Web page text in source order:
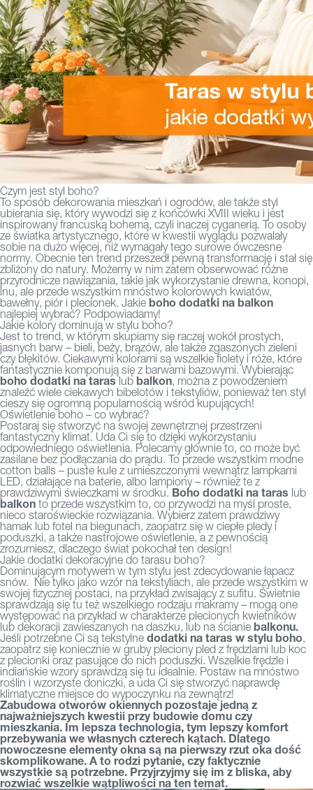
Czym jest styl boho?
To sposób dekorowania mieszkań i ogrodów, ale także styl
ubierania się, który wywodzi się z końcówki XVIII wieku i jest
inspirowany francuską bohemą, czyli inaczej cyganerią. To osoby
ze światka artystycznego, które w kwestii wyglądu pozwalały
sobie na dużo więcej, niż wymagały tego surowe ówczesne
normy. Obecnie ten trend przeszedł pewną transformację i stał się
zbliżony do natury. Możemy w nim zatem obserwować różne
przyrodnicze nawiązania, takie jak wykorzystanie drewna, konopi,
lnu, ale przede wszystkim mnóstwo kolorowych kwiatów,
bawełny, piór i plecionek. Jakie boho dodatki na balkon
najlepiej wybrać? Podpowiadamy!
Jakie kolory dominują w stylu boho?
Jest to trend, w którym skupiamy się raczej wokół prostych,
jasnych barw – bieli, beży, brązów, ale także zgaszonych zieleni
czy błękitów. Ciekawymi kolorami są wszelkie fiolety i róże, które
fantastycznie komponują się z barwami bazowymi. Wybierając
boho dodatki na taraslub balkon, można z powodzeniem
znaleźć wiele ciekawych bibelotów i tekstyliów, ponieważ ten styl
cieszy się ogromną popularnością wśród kupujących!
Oświetlenie boho – co wybrać?
Postaraj się stworzyć na swojej zewnętrznej przestrzeni
fantastyczny klimat. Uda Ci się to dzięki wykorzystaniu
odpowiedniego oświetlenia. Polecamy głównie to, co może być
zasilane bez podłączania do prądu. To przede wszystkim modne
cotton balls – puste kule z umieszczonymi wewnątrz lampkami
LED, działające na baterie, albo lampiony – również te z
prawdziwymi świeczkami w środku. Boho dodatki na taras lub
balkon to przede wszystkim to, co przywodzi na myśl proste,
nieco staroświeckie rozwiązania. Wybierz zatem prawdziwy
hamak lub fotel na biegunach, zaopatrz się w ciepłe pledy i
poduszki, a także nastrojowe oświetlenie, a z pewnością
zrozumiesz, dlaczego świat pokochał ten design!
Jakie dodatki dekoracyjne do tarasu boho?
Dominującym motywem w tym stylu jest zdecydowanie łapacz
snów. Nie tylko jako wzór na tekstyliach, ale przede wszystkim w
swojej fizycznej postaci, na przykład zwisający z sufitu. Świetnie
sprawdzają się tu też wszelkiego rodzaju makramy – mogą one
występować na przykład w charakterze plecionych kwietników
lub dekoracji zawieszanych na daszku, lub na ścianie balkonu.
Jeśli potrzebne Ci są tekstylne dodatki na taras w stylu boho,
zaopatrz się koniecznie w gruby pleciony pled z frędzlami lub koc
z plecionki oraz pasujące do nich poduszki. Wszelkie frędzle i
indiańskie wzory sprawdzą się tu idealnie. Postaw na mnóstwo
roślin i wzorzyste doniczki, a uda Ci się stworzyć naprawdę
klimatyczne miejsce do wypoczynku na zewnątrz!
Zabudowa otworów okiennych pozostaje jedną z
najważniejszych kwestii przy budowie domu czy
mieszkania. Im lepsza technologia, tym lepszy komfort
przebywania we własnych czterech kątach. Dlatego
nowoczesne elementy okna są na pierwszy rzut oka dość
skomplikowane. A to rodzi pytanie, czy faktycznie
wszystkie są potrzebne. Przyjrzyjmy się im z bliska, aby
rozwiać wszelkie wątpliwości na ten temat.